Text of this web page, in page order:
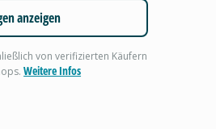
anzeigen
von verifizierten Käufern
Weitere Infos